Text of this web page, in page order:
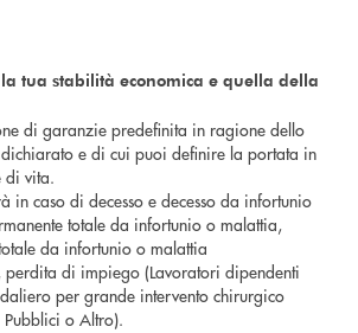
tua stabilità economica e quella della
di garanzie predefinita in ragione dello
e di cui puoi definire la portata in
di vita.
in caso di decesso e decesso da infortunio
totale da infortunio o malattia,
da infortunio o malattia
perdita di impiego (Lavoratori dipendenti
per grande intervento chirurgico
o Altro).